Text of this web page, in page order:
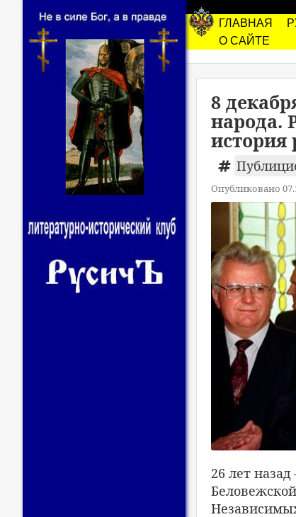
ГЛАВНАЯ
О САЙТЕ
8
народа.
история
Опубликовано
26 лет